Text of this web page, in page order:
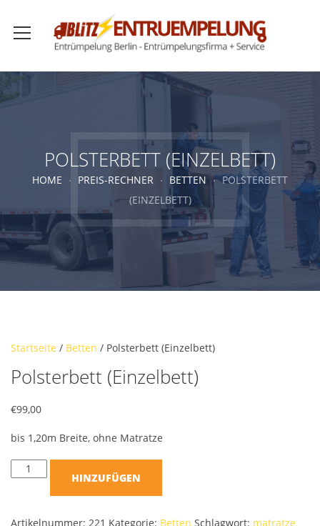
POLSTERBETT (EINZELBETT)
HOME PREIS-RECHNER BETTEN
POLSTERBETT
(EINZELBETT)
Startseite / Betten / Polsterbett (Einzelbett)
Polsterbett (Einzelbett)
€99,00
bis 1,20m Breite, ohne Matratze
HINZUFÜGEN
Artikelnummer: 221 Kategorie: Betten Schlagwort: matratze